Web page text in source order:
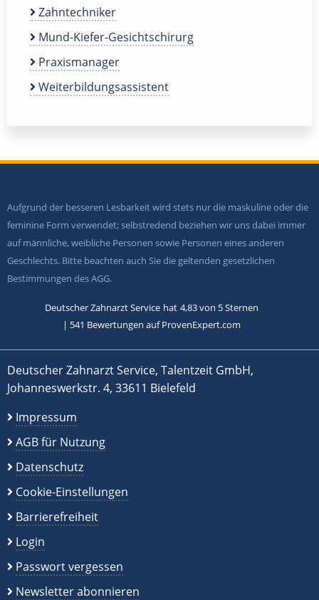
Zahntechniker
Mund-Kiefer-Gesichtschirurg
Praxismanager
Weiterbildungsassistent
Aufgrund der besseren Lesbarkeit wird stets nur die maskuline oder die
feminine Form verwendet; selbstredend beziehen wir uns dabei immer
auf männliche, weibliche Personen sowie Personen eines anderen
Geschlechts. Bitte beachten auch Sie die geltenden gesetzlichen
Bestimmungen des AGG.
Deutscher Zahnarzt Service hat 4,83von 5Sternen
| 541 Bewertungen auf ProvenExpert.com
Deutscher Zahnarzt Service, Talentzeit GmbH,
Johanneswerkstr. 4, 33611 Bielefeld
Impressum
AGB für Nutzung
Datenschutz
Cookie-Einstellungen
Barrierefreiheit
Login
Passwort vergessen
Newsletter abonnieren